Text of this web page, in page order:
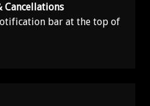
Cancellations
bar at the top of